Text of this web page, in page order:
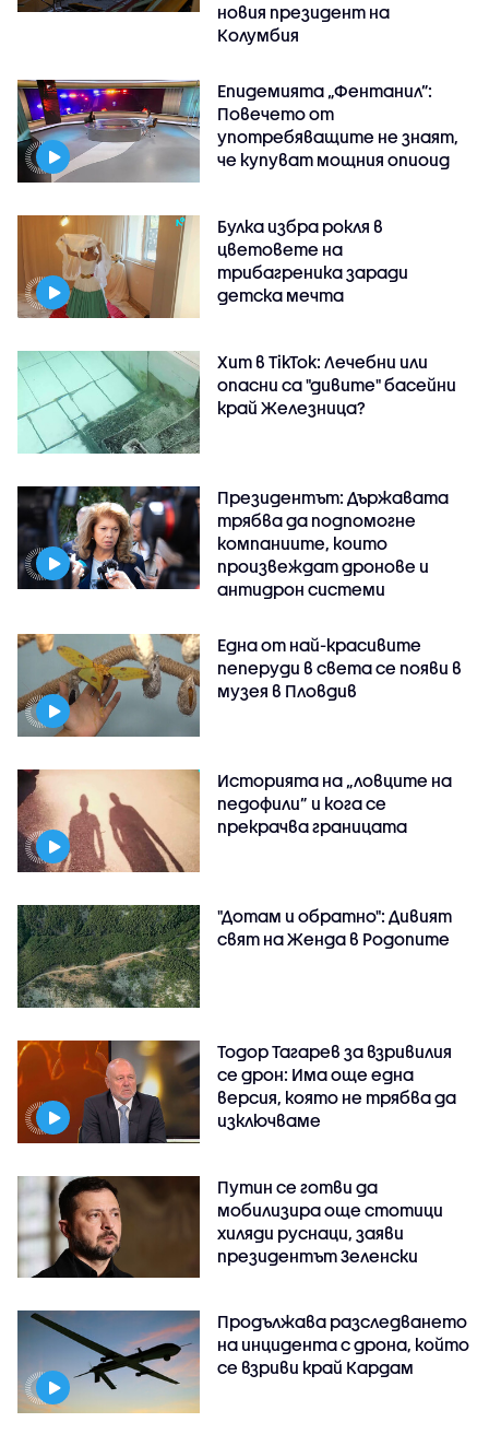
новия президент на
Колумбия
Епидемията „Фентанил”:
Повечето от
употребяващите не знаят,
че купуват мощния опиоид
Булка избра рокля в
цветовете на
трибагреника заради
детска мечта
Хит в TikTok: Лечебни или
опасни са "дивите" басейни
край Железница?
Президентът: Държавата
трябва да подпомогне
компаниите, които
произвеждат дронове и
антидрон системи
Една от най-красивите
пеперуди в света се появи в
музея в Пловдив
Историята на „ловците на
педофили” и кога се
прекрачва границата
"Дотам и обратно": Дивият
свят на Женда в Родопите
Тодор Тагарев за взривилия
се дрон: Има още една
версия, която не трябва да
изключваме
Путин се готви да
мобилизира още стотици
хиляди руснаци, заяви
президентът Зеленски
Продължава разследването
на инцидента с дрона, който
се взриви край Кардам